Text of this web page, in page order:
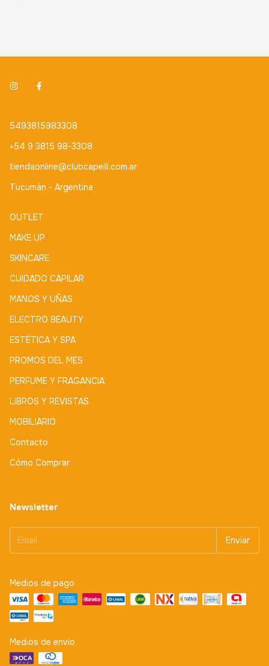
5493815983308
+54 9 3815 98-3308
tiendaonline@clubcapelli.com.ar
Tucumán - Argentina
OUTLET
MAKE UP
SKINCARE
CUIDADO CAPILAR
MANOS Y UÑAS
ELECTRO BEAUTY
ESTÉTICA Y SPA
PROMOS DEL MES
PERFUME Y FRAGANCIA
LIBROS Y REVISTAS
MOBILIARIO
Contacto
Cómo Comprar
Newsletter
Medios de pago
Medios de envío